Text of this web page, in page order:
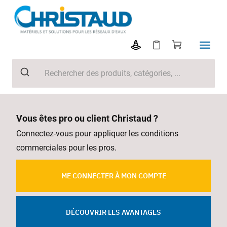
Vous êtes pro ou client Christaud ?
Connectez-vous pour appliquer les conditions
commerciales pour les pros.
ME CONNECTER À MON COMPTE
DÉCOUVRIR LES AVANTAGES